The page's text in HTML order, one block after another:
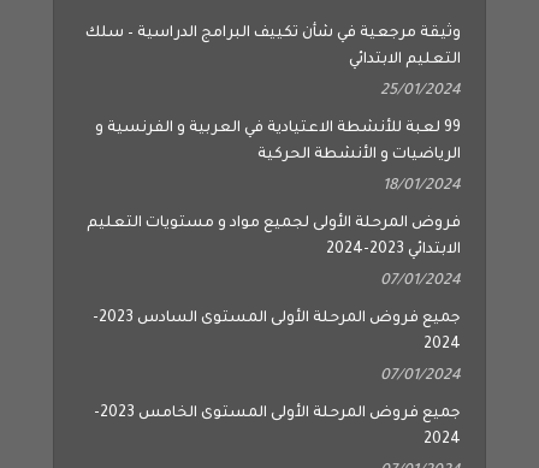
وثيقة مرجعية في شأن تكييف البرامج الدراسية – سلك
التعليم الابتدائي
25/01/2024
99 لعبة للأنشطة الاعتيادية في العربية و الفرنسية و
الرياضيات و الأنشطة الحركية
18/01/2024
فروض المرحلة الأولى لجميع مواد و مستويات التعليم
الابتدائي 2023-2024
07/01/2024
جميع فروض المرحلة الأولى المستوى السادس 2023-
2024
07/01/2024
جميع فروض المرحلة الأولى المستوى الخامس 2023-
2024